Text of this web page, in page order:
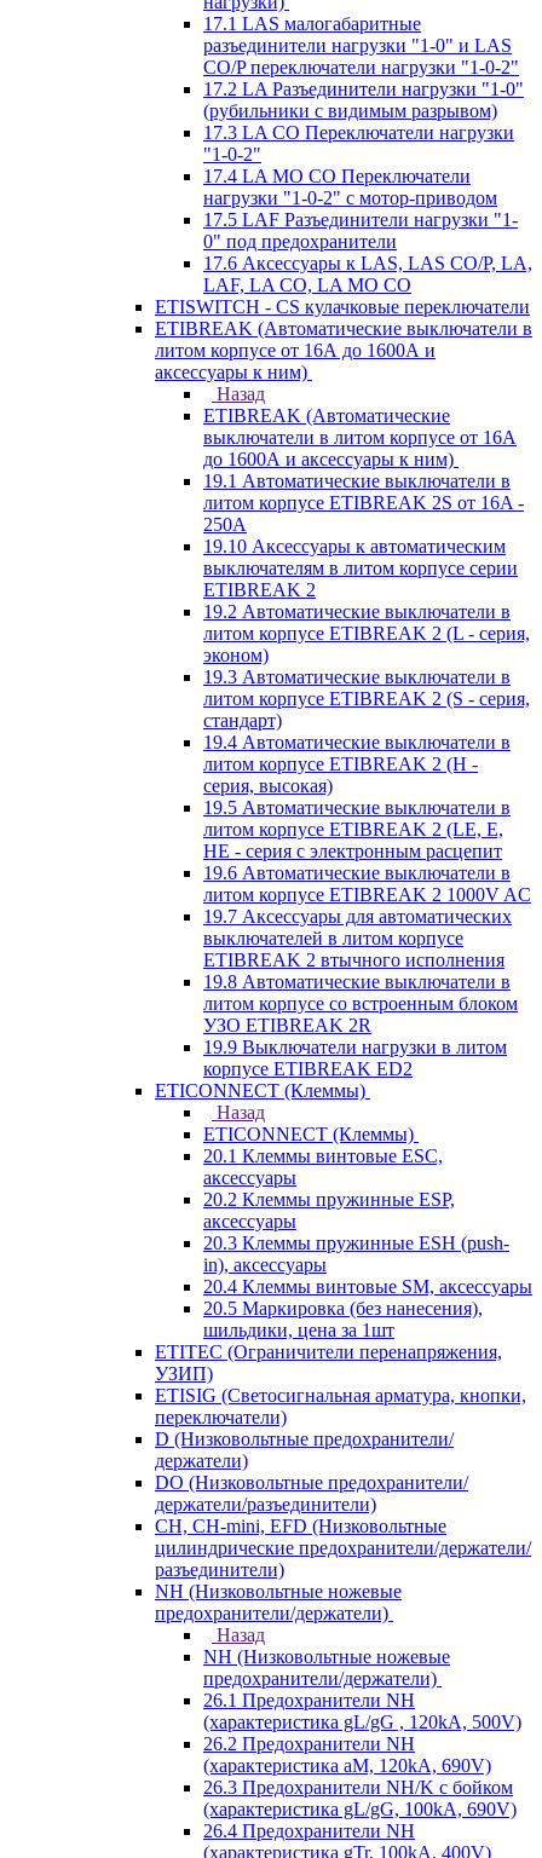
17.1 LAS малогабаритные
разъединители нагрузки "1-0" и LAS
CO/P переключатели нагрузки "1-0-2"
17.2 LA Разъединители нагрузки "1-0"
(рубильники с видимым разрывом)
17.3 LA CO Переключатели нагрузки
"1-0-2"
17.4 LA MO CO Переключатели
нагрузки "1-0-2" с мотор-приводом
17.5 LAF Разъединители нагрузки "1-
0" под предохранители
17.6 Аксессуары к LAS, LAS CO/P, LA,
LAF, LA CO, LA MO CO
ETISWITCH - CS кулачковые переключатели
ETIBREAK (Автоматические выключатели в
литом корпусе от 16А до 1600А и
аксессуары к ним)
Назад
ETIBREAK (Автоматические
выключатели в литом корпусе от 16А
до 1600А и аксессуары к ним)
19.1 Автоматические выключатели в
литом корпусе ETIBREAK 2S от 16A -
250A
19.10 Аксессуары к автоматическим
выключателям в литом корпусе серии
ETIBREAK 2
19.2 Автоматические выключатели в
литом корпусе ETIBREAK 2 (L - серия,
эконом)
19.3 Автоматические выключатели в
литом корпусе ETIBREAK 2 (S - серия,
стандарт)
19.4 Автоматические выключатели в
литом корпусе ETIBREAK 2 (H -
серия, высокая)
19.5 Автоматические выключатели в
литом корпусе ETIBREAK 2 (LE, E,
HE - серия с электронным расцепит
19.6 Автоматические выключатели в
литом корпусе ETIBREAK 2 1000V AC
19.7 Аксессуары для автоматических
выключателей в литом корпусе
ETIBREAK 2 втычного исполнения
19.8 Автоматические выключатели в
литом корпусе со встроенным блоком
УЗО ETIBREAK 2R
19.9 Выключатели нагрузки в литом
корпусе ETIBREAK ED2
ETICONNECT (Клеммы)
Назад
ETICONNECT (Клеммы)
20.1 Клеммы винтовые ESC,
аксессуары
20.2 Клеммы пружинные ESP,
аксессуары
20.3 Клеммы пружинные ESH (push-
in), аксессуары
20.4 Клеммы винтовые SM, аксессуары
20.5 Маркировка (без нанесения),
шильдики, цена за 1шт
ETITEC (Ограничители перенапряжения,
УЗИП)
ETISIG (Светосигнальная арматура, кнопки,
переключатели)
D (Низковольтные предохранители/
держатели)
DO (Низковольтные предохранители/
держатели/разъединители)
CH, CH-mini, EFD (Низковольтные
цилиндрические предохранители/держатели/
разъединители)
NH (Низковольтные ножевые
предохранители/держатели)
Назад
NH (Низковольтные ножевые
предохранители/держатели)
26.1 Предохранители NH
(характеристика gL/gG , 120kA, 500V)
26.2 Предохранители NH
(характеристика aM, 120kA, 690V)
26.3 Предохранители NH/K с бойком
(характеристика gL/gG, 100kA, 690V)
26.4 Предохранители NH
(характеристика gTr, 100kA, 400V)